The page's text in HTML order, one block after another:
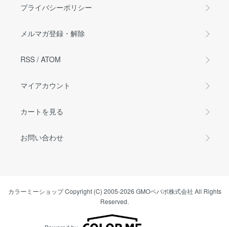
プライバシーポリシー
メルマガ登録・解除
RSS / ATOM
マイアカウント
カートを見る
お問い合わせ
カラーミーショップCopyright (C) 2005-2026 GMOペパボ株式会社 All Rights
Reserved.